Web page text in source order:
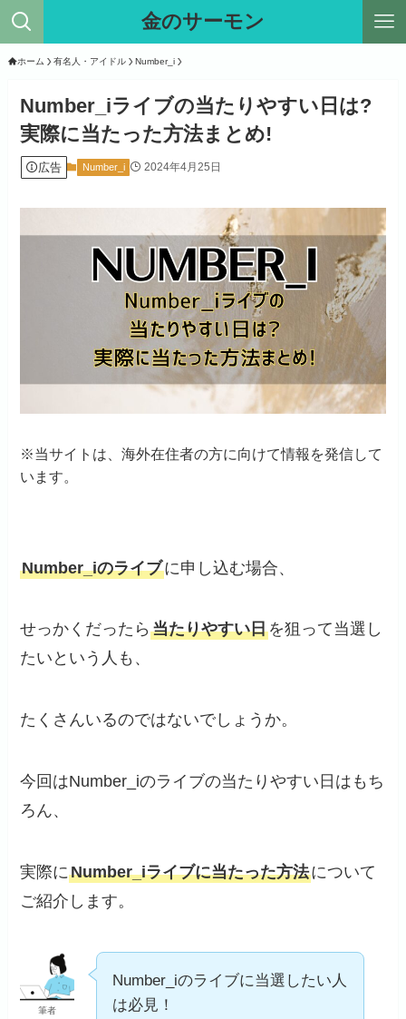
金のサーモン
ホーム 有名人・アイドル Number_i
Number_iライブの当たりやすい日は?
実際に当たった方法まとめ!
広告 Number_i 2024年4月25日
※当サイトは、海外在住者の方に向けて情報を発信して
います。
Number_iのライブに申し込む場合、
せっかくだったら当たりやすい日を狙って当選し
たいという人も、
たくさんいるのではないでしょうか。
今回はNumber_iのライブの当たりやすい日はもち
ろん、
実際にNumber_iライブに当たった方法について
ご紹介します。
筆者
Number_iのライブに当選したい人
は必見！